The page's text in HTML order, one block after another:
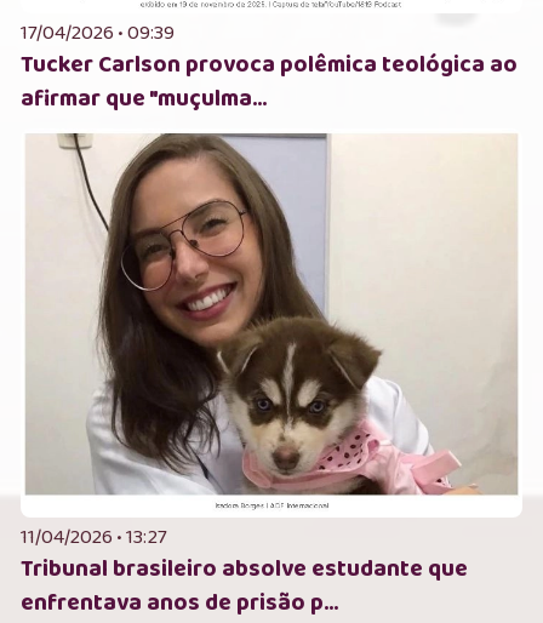
17/04/2026 • 09:39
Tucker Carlson provoca polêmica teológica ao
afirmar que "muçulma...
11/04/2026 • 13:27
Tribunal brasileiro absolve estudante que
enfrentava anos de prisão p...